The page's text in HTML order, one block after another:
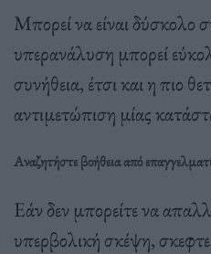
Μπορεί να είναι δύσκολο
υπερανάλυση μπορεί
συνήθεια, έτσι και η πιο
αντιμετώπιση μίας
Αναζητήστε βοήθεια από
Εάν δεν μπορείτε να
υπερβολική σκέψη,